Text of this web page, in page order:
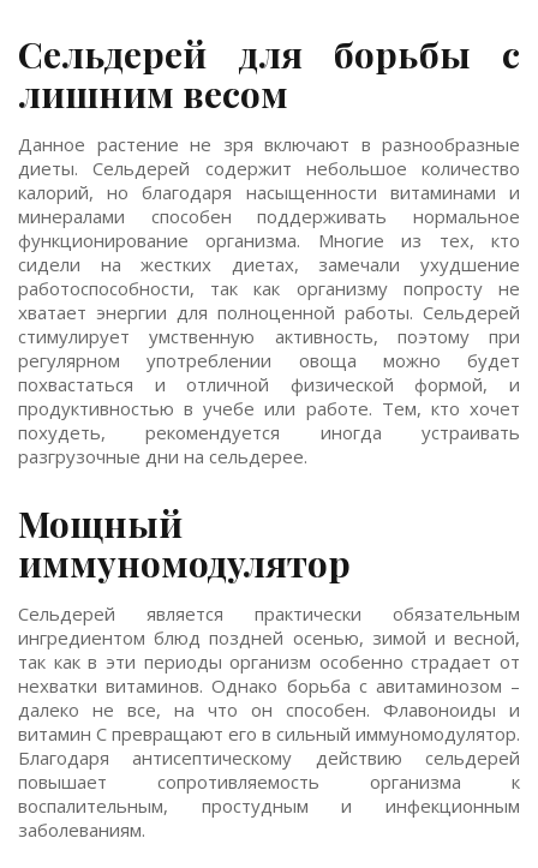
Сельдерей для борьбы с
лишним весом
Данное растение не зря включают в разнообразные
диеты. Сельдерей содержит небольшое количество
калорий, но благодаря насыщенности витаминами и
минералами способен поддерживать нормальное
функционирование организма. Многие из тех, кто
сидели на жестких диетах, замечали ухудшение
работоспособности, так как организму попросту не
хватает энергии для полноценной работы. Сельдерей
стимулирует умственную активность, поэтому при
регулярном употреблении овоща можно будет
похвастаться и отличной физической формой, и
продуктивностью в учебе или работе. Тем, кто хочет
похудеть, рекомендуется иногда устраивать
разгрузочные дни на сельдерее.
Мощный
иммуномодулятор
Сельдерей является практически обязательным
ингредиентом блюд поздней осенью, зимой и весной,
так как в эти периоды организм особенно страдает от
нехватки витаминов. Однако борьба с авитаминозом –
далеко не все, на что он способен. Флавоноиды и
витамин С превращают его в сильный иммуномодулятор.
Благодаря антисептическому действию сельдерей
повышает сопротивляемость организма к
воспалительным, простудным и инфекционным
заболеваниям.